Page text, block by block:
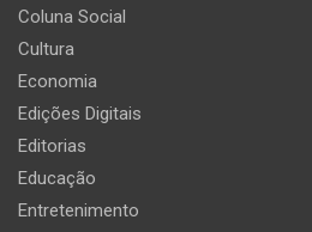
Coluna Social
Cultura
Economia
Edições Digitais
Editorias
Educação
Entretenimento